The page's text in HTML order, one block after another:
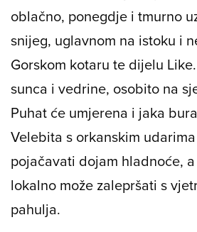
oblačno, ponegdje i tmurno
snijeg, uglavnom na istoku i
Gorskom kotaru te dijelu
sunca i vedrine, osobito na
Puhat će umjerena i jaka
Velebita s orkanskim
pojačavati dojam hladnoće,
lokalno može zalepršati s
pahulja.